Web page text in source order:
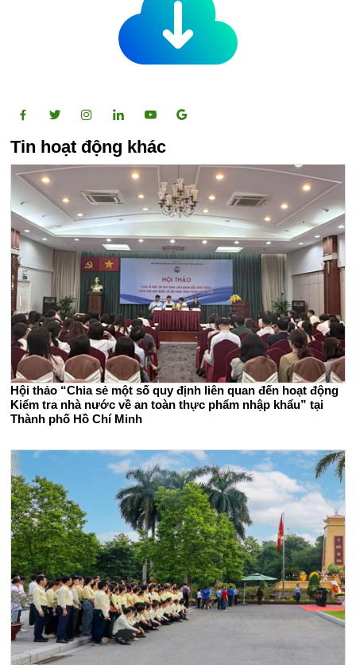
Tin hoạt động khác
Hội thảo “Chia sẻ một số quy định liên quan đến hoạt động
Kiểm tra nhà nước về an toàn thực phẩm nhập khẩu” tại
Thành phố Hồ Chí Minh